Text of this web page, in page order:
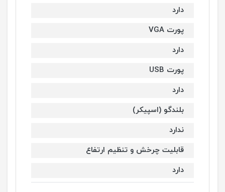
دارد
پورت VGA
دارد
پورت USB
دارد
بلندگو (اسپیکر)
ندارد
قابلیت چرخش و تنظیم ارتفاع
دارد